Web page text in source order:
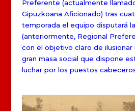
Preferente (actualmente
Gipuzkoana Aficionado) tras
temporada el equipo disputará
(anteriormente, Regional
con el objetivo claro de ilusionar
gran masa social que dispone
luchar por los puestos